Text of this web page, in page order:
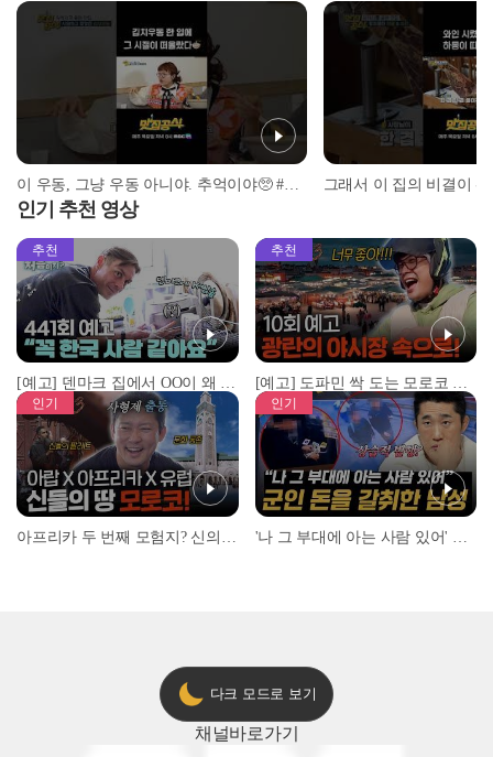
이 우동, 그냥 우동 아니야. 추억이야🥺 #맛집공식 #홍현희 #쏘영 #조수연
인기 추천 영상
추천
[예고] 덴마크 집에서 OO이 왜 나와...? 이상할 정도로 한국을 사랑하는 우리 형을 제보합니다!
추천
[예고] 도파민 싹 도는 모로코 야시장 투어!
인기 인기
다크 모드로 보기
채널바로가기